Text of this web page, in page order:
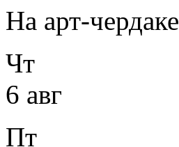
На арт-чердаке
Чт
6 авг
Пт